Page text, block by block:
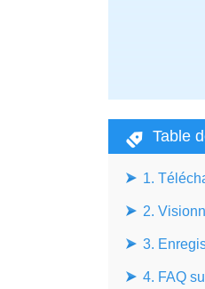
Table
1.
2.
3.
4. FAQ